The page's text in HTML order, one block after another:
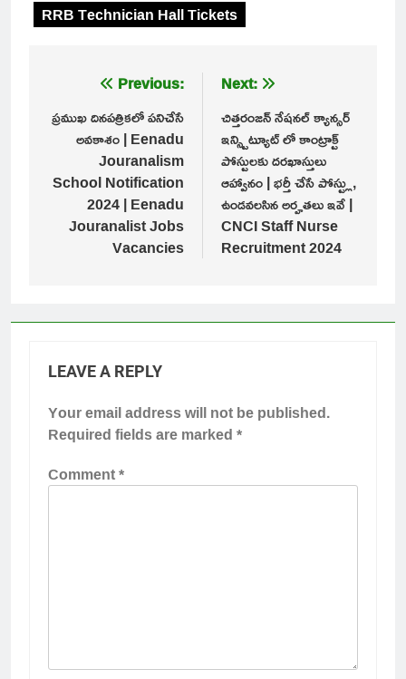
RRB Technician Hall Tickets
navigation
Previous:
ప్రముఖ దినపత్రికలో పనిచేసే
అవకాశం | Eenadu
Jouranalism
School Notification
2024 | Eenadu
Jouranalist Jobs
Vacancies
Next:
చిత్తరంజన్ నేషనల్ క్యాన్సర్
ఇన్స్టిట్యూట్ లో కాంట్రాక్ట్
పోస్టులకు దరఖాస్తులు
ఆహ్వానం | భర్తీ చేసే పోస్ట్లు,
ఉండవలసిన అర్హతలు ఇవే |
CNCI Staff Nurse
Recruitment 2024
LEAVE A REPLY
Your email address will not be published.
Required fields are marked*
Comment*